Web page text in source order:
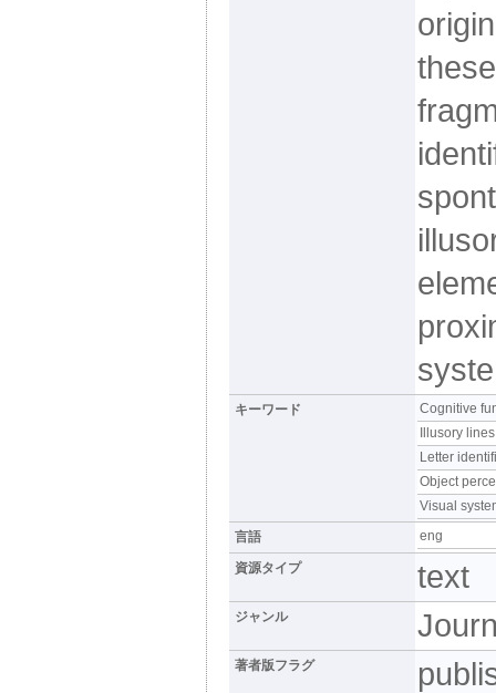
キーワード
Cognitive
Illusory lines
Letter
Object
Visual
言語
eng
資源タイプ text
ジャンル
著者版フラグ